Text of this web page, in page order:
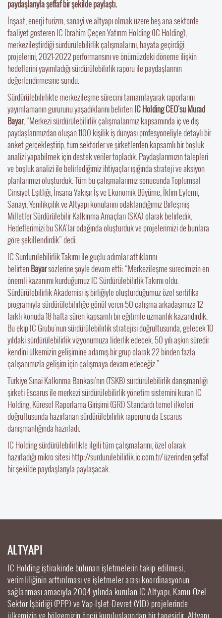
paydaşlarıyla şeffaf bir şekilde paylaştı.
İnşaat, enerji turizm, sanayi ve altyapı olmak üzere beş ana sektörde
faaliyet gösteren IC İbrahim Çeçen Yatırım Holding (IC Holding),
merkezileştirdiği sürdürülebilirlik çalışmalarını, hayata geçirdiği
projelerini, 2021-2022 performansını ve önümüzdeki döneme ilişkin
hedeflerini yayımladığı sürdürülebilirlik raporu ile paydaşlarının
değerlendirmesine sundu.
Sürdürülebilirlikte merkezileşme sürecini tamamlayarak raporlarını
yayımlamanın gururunu yaşadıklarını belirtenIC Holding CEO’su Murad
Bayar, “Merkezi sürdürülebilirlik çalışmalarımız kapsamında iç ve dış
paydaşlarımızdan oluşan 1100 kişilik iş dünyası profesyoneliyle detaylı bir
anket gerçekleştirip, tüm sektörler ve şirketlerden kapsamlı bir boşluk
analizi yapabilmek için destek veriler topladık. Paydaşlarımızın talepleri
ve boşluk analizi ile belirlediğimiz ihtiyaçlar ışığında strateji ve aksiyon
planlarımızı oluşturduk. Tüm bu çalışmalarımız sonucunda Toplumsal
Cinsiyet Eşitliği, İnsana Yakışır İş ve Ekonomik Büyüme, İklim Eylemi,
Sanayi, Yenilikçilik ve Altyapı konularını odaklandığımız Birleşmiş
Milletler Sürdürülebilir Kalkınma Amaçları (SKA) olarak belirledik.
Hedeflerimizi bu SKA’lar odağında oluşturduk ve projelerimizi de bunlara
göre şekillendirdik” dedi.
IC Sürdürülebilirlik Takımı ile güçlü adımlar attıklarını
belirtenBayarsözlerine şöyle devam etti; “Merkezileşme sürecimizin en
önemli kazanımı kurduğumuz IC Sürdürülebilirlik Takımı oldu.
Sürdürülebilirlik Akademisi iş birliğiyle oluşturduğumuz özel sertifika
programıyla sürdürülebilirliğe gönül veren 50 çalışma arkadaşımıza 12
farklı konuda 18 hafta süren kapsamlı bir eğitimle uzmanlık kazandırdık.
Bu ekip IC Grubu’nun sürdürülebilirlik stratejisi doğrultusunda, gelecek 10
yıldaki sürdürülebilirlik vizyonumuza liderlik edecek. 50 yılı aşkın süredir
kendini ülkemizin gelişimine adamış bir grup olarak 22 binden fazla
çalışanımızla gelişim için çalışmaya devam edeceğiz.”
Türkiye Sınai Kalkınma Bankası’nın (TSKB) sürdürülebilirlik danışmanlığı
şirketi Escarus ile merkezi sürdürülebilirlik yönetim sistemini kuran IC
Holding, Küresel Raporlama Girişimi (GRI) Standardı temel ilkeleri
doğrultusunda hazırlanan sürdürülebilirlik raporunu da Escarus
danışmanlığında hazırladı.
IC Holding sürdürülebilirlikle ilgili tüm çalışmalarını, özel olarak
hazırladığı mikro sitesi http://surdurulebilirlik.ic.com.tr/ üzerinden şeffaf
bir şekilde paydaşlarıyla paylaşacak.
ALTYAPI
IC Holding iştirakinde bulunan işletmelerin takip edilmesi,
verimliliğinin arttırılması ve işletmeler arası koordinasyonun
sağlanması amacıyla 2004 yılında kurulan IC Altyapı, Kamu-Özel
Sektör İşbirliği (PPP) ve Yap-İşlet-Devret (YİD) projelerinde
ülkemizin ve bölgemizin öncü kuruluşlarından bir tanesidir. Altyapı